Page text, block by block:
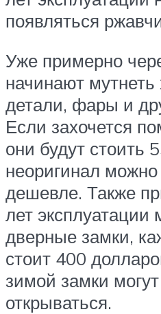
появляться
Уже примерно
начинают
детали, фары и
Если захочется
они будут стоить
неоригинал
дешевле. Также
лет эксплуатации
дверные замки,
стоит 400
зимой замки
открываться.